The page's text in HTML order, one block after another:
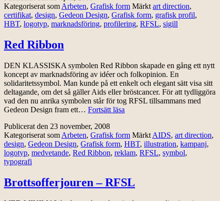
Kategoriserat somArbeten, Grafisk form Märktart direction,
certifikat, design, Gedeon Design, Grafisk form, grafisk profil,
HBT, logotyp, marknadsföring, profilering, RFSL, sigill
Red Ribbon
DEN KLASSISKA symbolen Red Ribbon skapade en gång ett nytt
koncept av marknadsföring av idéer och folkopinion. En
solidaritetssymbol. Man kunde på ett enkelt och elegant sätt visa sitt
deltagande, om det så gäller Aids eller bröstcancer. För att tydliggöra
vad den nu anrika symbolen står för tog RFSL tillsammans med
Gedeon Design fram ett… Fortsätt läsa
Publicerat den 23 november, 2008
Kategoriserat som Arbeten, Grafisk form Märkt AIDS, art direction,
design, Gedeon Design, Grafisk form, HBT, illustration, kampanj,
logotyp, medvetande, Red Ribbon, reklam, RFSL, symbol,
typografi
Brottsofferjouren – RFSL